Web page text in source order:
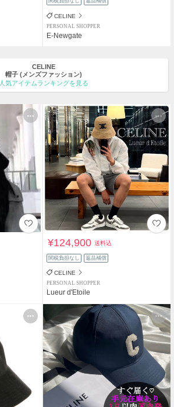
CELINE
PERSONAL SHOPPER
E-Newgate
CELINE
帽子 (メンズファッション)
人気アイテムランキングを見る
¥124,900送料込
関税負担なし 返品補償
CELINE
PERSONAL SHOPPER
Lueur d'Etoile